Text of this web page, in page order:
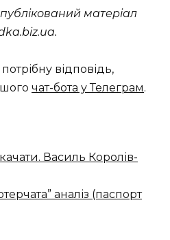
матеріал
відповідь,
чат-бота у Телеграм.
Василь Королів-
аналіз (паспорт